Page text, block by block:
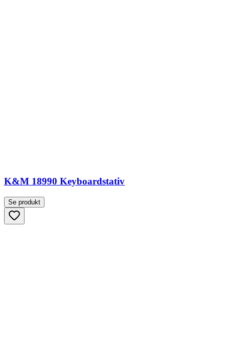
K&M 18990 Keyboardstativ
Se produkt